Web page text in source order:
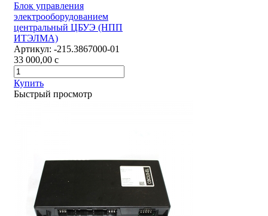
Блок управления
электрооборудованием
центральный ЦБУЭ (НПП
ИТЭЛМА)
Артикул: -215.3867000-01
33 000,00 c
Купить
Быстрый просмотр